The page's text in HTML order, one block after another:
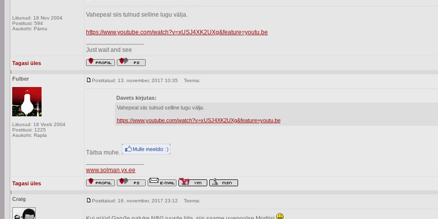
Liitunud: 18 Nov 2004
Postitusi: 594
Asukoht: Pärnu
Vahepeal siis tulnud selline lugu välja.
https://www.youtube.com/watch?v=xUSJ4XK2UXg&feature=youtu.be
Just wait and see
Tagasi üles
Fulber
Liitunud: 18 Veeb 2004
Postitusi: 1225
Asukoht: Rapla
Postitatud: 13. november, 2017 10:35 Teema:
Davets kirjutas:
Vahepeal siis tulnud selline lugu välja.
https://www.youtube.com/watch?v=xUSJ4XK2UXg&feature=youtu.be
Täitsa muhe.
www.solman.yx.ee
Tagasi üles
Craig Postitatud: 16. november, 2017 23:12 Teema: